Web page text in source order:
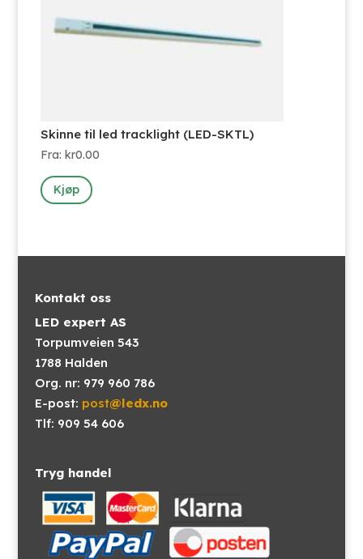
Skinne til led tracklight (LED-SKTL)
Fra: kr0.00
Kjøp
produktet
varianter.
kan
velges
på
produktsiden
Kontakt oss
LED expert AS
Torpumveien 543
1788 Halden
Org. nr: 979 960 786
E-post: post@ledx.no
Tlf: 909 54 606
Tryg handel